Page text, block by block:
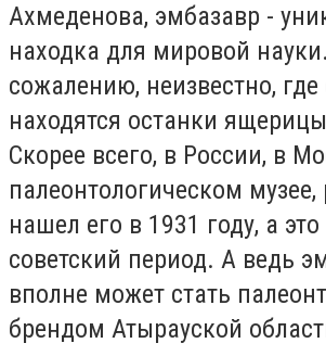
Ахмеденова, эмбазавр -
находка для мировой
сожалению, неизвестно, где
находятся останки
Скорее всего, в России, в
палеонтологическом
нашел его в 1931 году, а
советский период. А ведь
вполне может стать
брендом Атырауской